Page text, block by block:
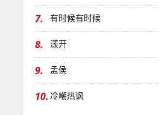
7. 有时候有时候
8. 漾开
9. 孟侯
10. 冷嘲热讽